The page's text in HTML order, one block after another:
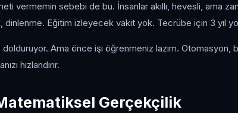
vermemin sebebi de bu. İnsanlar akıllı, hevesli, ama
Eğitim izleyecek vakit yok. Tecrübe için 3 yıl
Ama önce işi öğrenmeniz lazım. Otomasyon,
hızlandırır.
Gerçekçilik